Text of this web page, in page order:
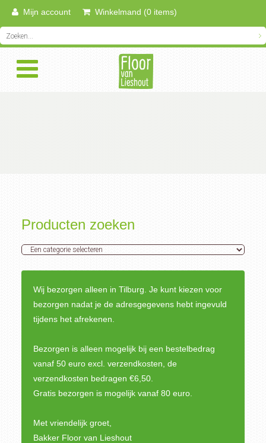
Mijn account Winkelmand (0 items)
Producten zoeken
Wij bezorgen alleen in Tilburg. Je kunt kiezen voor
bezorgen nadat je de adresgegevens hebt ingevuld
tijdens het afrekenen.
Bezorgen is alleen mogelijk bij een bestelbedrag
vanaf 50 euro excl. verzendkosten, de
verzendkosten bedragen €6,50.
Gratis bezorgen is mogelijk vanaf 80 euro.
Met vriendelijk groet,
Bakker Floor van Lieshout